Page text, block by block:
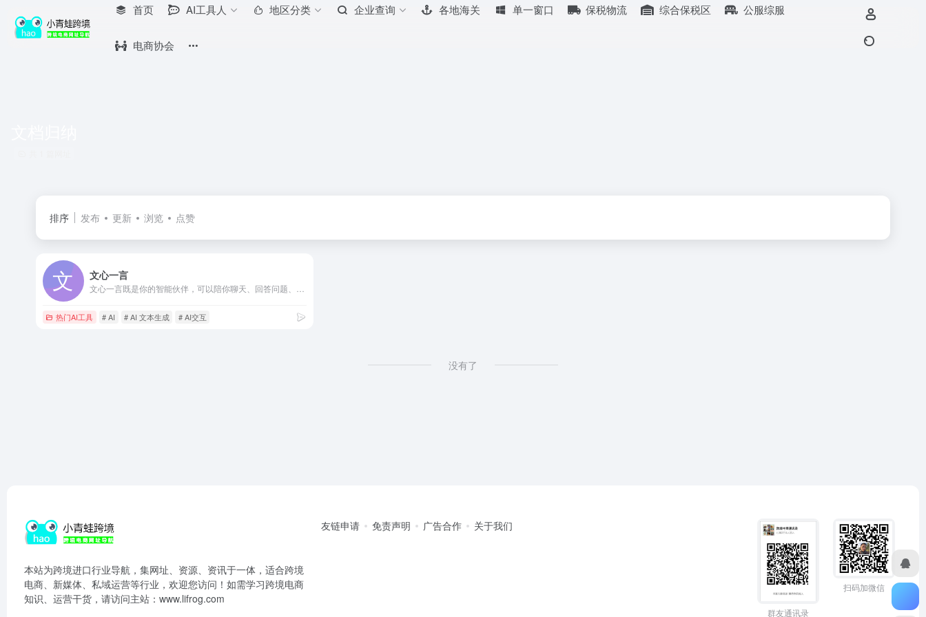
首页 AI工具人 地区分类 企业查询 各地海关 单一窗口 保税物流 综合保税区 公服综服
电商协会
排序 发布 更新 浏览 点赞
文心一言
热门AI工具 # AI # AI 文本生成 # AI交互
没有了
本站为跨境进口行业导航，集网址、资源、资讯于一体，适合跨境
电商、新媒体、私域运营等行业，欢迎您访问！如需学习跨境电商
知识、运营干货，请访问主站：www.lifrog.com
友链申请 免责声明 广告合作 关于我们
群友通讯录
扫码加微信